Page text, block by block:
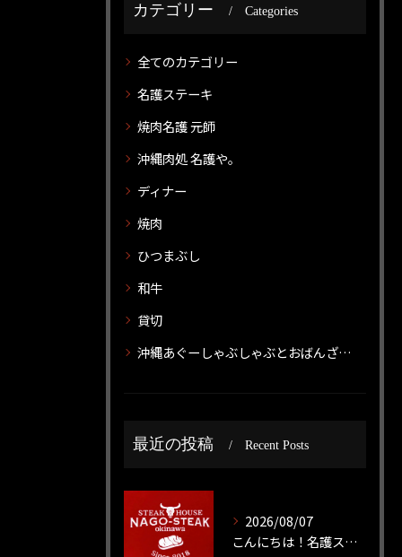
カテゴリー Categories
全てのカテゴリー
名護ステーキ
焼肉名護 元師
沖縄肉処 名護や。
ディナー
焼肉
ひつまぶし
和牛
貸切
沖縄あぐーしゃぶしゃぶとおばんざいのお店 神威 カムイ
最近の投稿 Recent Posts
2026/08/07
こんにちは！名護ステーキです！